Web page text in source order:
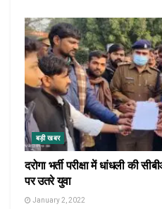
बड़ी खबर
दरोगा भर्ती परीक्षा में धांधली की
पर उतरे युवा
January 2, 2022